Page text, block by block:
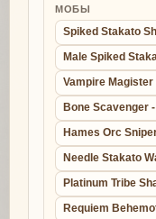
МОБЫ
Spiked Stakato
Male Spiked
Vampire Magister
Bone Scavenger
Hames Orc
Needle Stakato
Platinum Tribe
Requiem